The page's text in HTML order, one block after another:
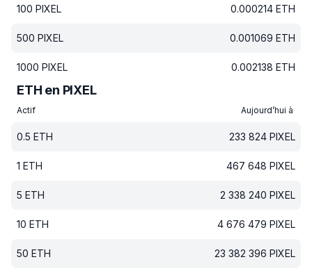
100 PIXEL 0.000214 ETH
500 PIXEL 0.001069 ETH
1000 PIXEL 0.002138 ETH
ETH en PIXEL
Actif Aujourd’hui à
0.5 ETH 233 824 PIXEL
1 ETH 467 648 PIXEL
5 ETH 2 338 240 PIXEL
10 ETH 4 676 479 PIXEL
50 ETH 23 382 396 PIXEL